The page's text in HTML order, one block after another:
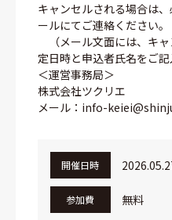
キャンセルされる場合は
ールにてご連絡ください。
（メール文面には、キ
定日時と申込者氏名をご記
＜運営事務局＞
株式会社ツクリエ
メール：info-
開催日時
参加費 無料